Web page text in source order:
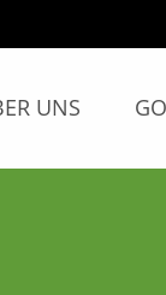
UNS